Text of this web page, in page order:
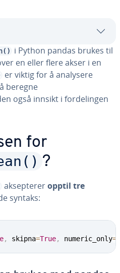
i Python pandas brukes til
en eller flere akser i en
er viktig for å analysere
beregne
også innsikt i fordelingen
for
?
akseptereropptil tre
syntaks:
, skipna=True, numeric_only=